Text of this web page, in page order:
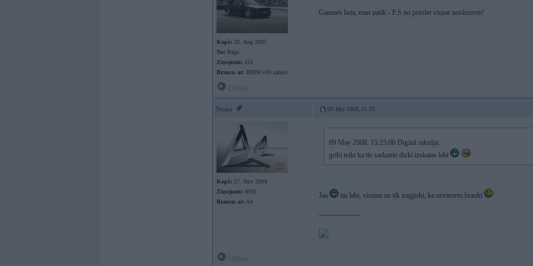
Kopš: 29. Aug 2007
No: Rīga
Ziņojumi: 151
Braucu ar: BMW e30 cabrio
Gaumes lieta, man patik - P.S no porshe vispar noskruveti!
Neoo 09. May 2008, 15:29
Kopš: 27. Nov 2004
Ziņojumi: 4950
Braucu ar: A4
09 May 2008, 15:25:06 Digital rakstīja:
gribi teikt ka tie sarkanie diski izskatas labi
Jaa nu labi, vismaz ne tik tragjiski, ka nevareetu braukt
-----------------